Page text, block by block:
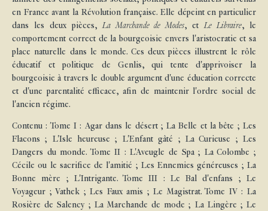
en France avant la Révolution française. Elle dépeint en particulier
dans les deux pièces, La Marchande de Modes, et Le Libraire, le
comportement correct de la bourgeoisie envers l'aristocratie et sa
place naturelle dans le monde. Ces deux pièces illustrent le rôle
éducatif et politique de Genlis, qui tente d'apprivoiser la
bourgeoisie à travers le double argument d'une éducation correcte
et d'une parentalité efficace, afin de maintenir l'ordre social de
l'ancien régime.
Contenu : Tome I : Agar dans le désert ; La Belle et la bête ; Les
Flacons ; L'Isle heureuse ; L'Enfant gâté ; La Curieuse ; Les
Dangers du monde. Tome II : L'Aveugle de Spa ; La Colombe ;
Cécile ou le sacrifice de l'amitié ; Les Ennemies généreuses ; La
Bonne mère ; L'Intrigante. Tome III : Le Bal d'enfans ; Le
Voyageur ; Vathek ; Les Faux amis ; Le Magistrat. Tome IV : La
Rosière de Salency ; La Marchande de mode ; La Lingère ; Le